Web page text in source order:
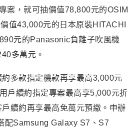
案，就可抽價值78,800元的OSIM
值43,000元的日本原裝HITACHI
元的Panasonic負離子吹風機
多萬元。
多款指定機款再享最高3,000元
戶續約指定專案最高享5,000元折
續約再享最高免萬元預繳。申辦
配Samsung Galaxy S7、S7